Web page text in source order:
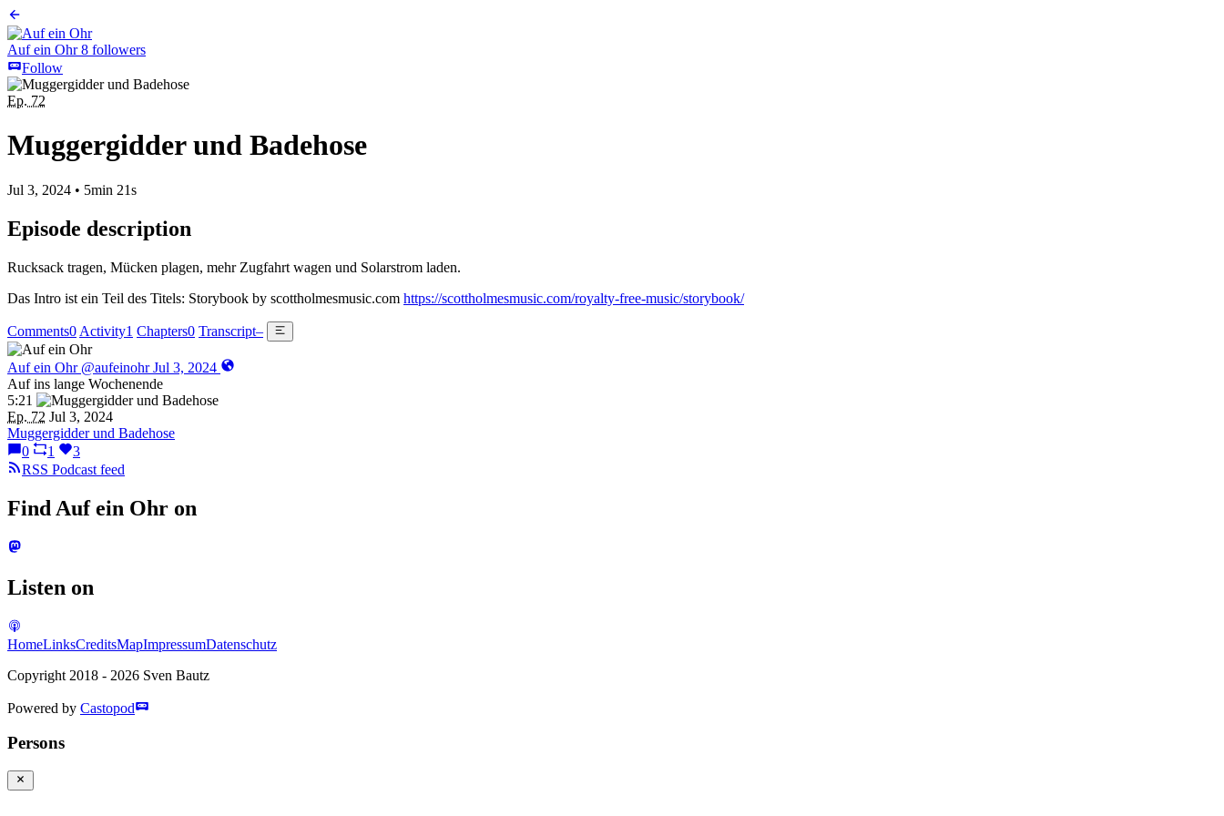
Auf ein Ohr 8 followers
Follow
Ep. 72
Muggergidder und Badehose
Jul 3, 2024 • 5min 21s
Episode description
Rucksack tragen, Mücken plagen, mehr Zugfahrt wagen und Solarstrom laden.
Das Intro ist ein Teil des Titels: Storybook by scottholmesmusic.com https://scottholmesmusic.com/royalty-free-music/storybook/
Comments0 Activity1 Chapters0 Transcript–
Auf ein Ohr @aufeinohr Jul 3, 2024
Auf ins lange Wochenende
5:21
Ep. 72 Jul 3, 2024
Muggergidder und Badehose
0
1
3
RSS Podcast feed
Find Auf ein Ohr on
Listen on
HomeLinksCreditsMapImpressumDatenschutz
Copyright 2018 - 2026 Sven Bautz
Powered by Castopod
Persons